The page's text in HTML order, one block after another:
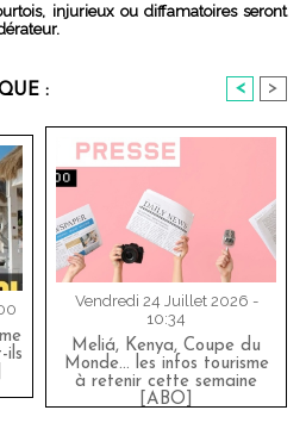
injurieux ou diffamatoires seront
: < >
ils
Vendredi 24 Juillet 2026 -
10:34
Meliá, Kenya, Coupe du
Monde… les infos tourisme
à retenir cette semaine
[ABO]